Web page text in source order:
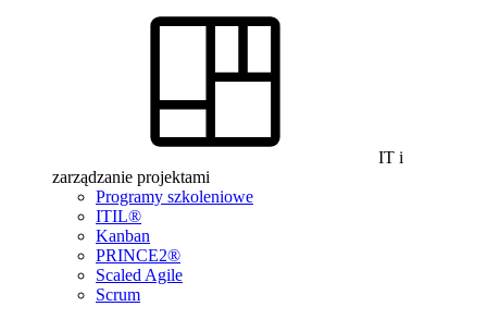
IT i
zarządzanie projektami
Programy szkoleniowe
ITIL®
Kanban
PRINCE2®
Scaled Agile
Scrum